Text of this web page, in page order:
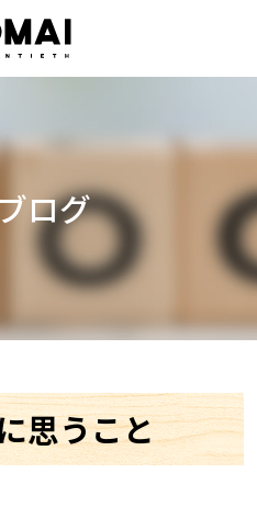
ログ
思うこと